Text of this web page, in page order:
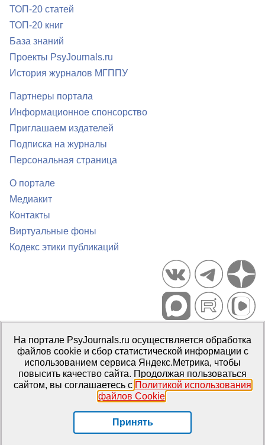
ТОП-20 статей
ТОП-20 книг
База знаний
Проекты PsyJournals.ru
История журналов МГППУ
Партнеры портала
Информационное спонсорство
Приглашаем издателей
Подписка на журналы
Персональная страница
О портале
Медиакит
Контакты
Виртуальные фоны
Кодекс этики публикаций
Портал психологических изданий PsyJournals.ru, 2007–2026
Правила использования материалов
Свидетельство регистрации СМИЭл № ФС77-66447 от 14 июля
2016 г.
Издатель: ФГБОУ ВО МГППУ
На портале PsyJournals.ru осуществляется обработка
файлов cookie и сбор статистической информации с
использованием сервиса Яндекс.Метрика, чтобы
повысить качество сайта. Продолжая пользоваться
сайтом, вы соглашаетесь с Политикой использования
файлов Cookie.
Принять